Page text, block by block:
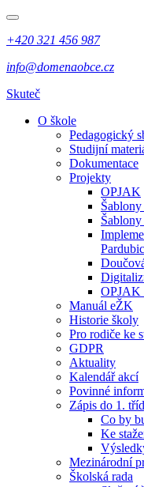
+420 321 456 987
info@domenaobce.cz
Skuteč
O škole
Pedagogický
Studijní
Dokumentace
Projekty
OPJAK
OPJAK
Manuál eŽK
Historie školy
Pro rodiče ke
GDPR
Aktuality
Kalendář akcí
Povinné
Zápis do 1.
Co by
Ke
Mezinárodní
Školská rada